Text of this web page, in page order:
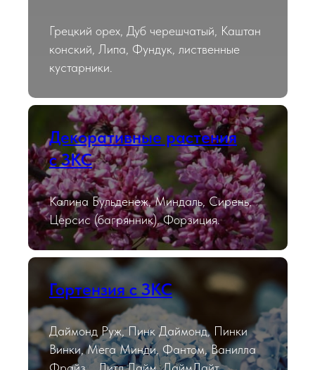
Грецкий орех, Дуб черешчатый, Каштан
конский, Липа, Фундук, лиственные
кустарники.
Декоративные растения
с ЗКС
Калина Бульденеж, Миндаль, Сирень,
Церсис (багрянник), Форзиция.
Гортензия с ЗКС
Даймонд Руж, Пинк Даймонд, Пинки
Винки, Мега Минди, Фантом, Ванилла